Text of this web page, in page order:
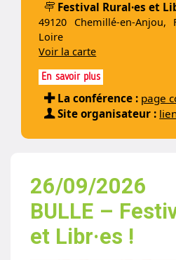
Festival Rural·es et
49120 Chemillé-en-
Loire
Voir la carte
En savoir plus
La conférence : page
Site organisateur :
26/09/
BULLE –
et Libr·es !